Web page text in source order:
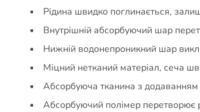
Рідина швидко поглинається,
Внутрішній абсорбуючий шар
Нижній водонепроникний шар
Міцний нетканий матеріал, сеча
Абсорбуюча тканина з додаванням
Абсорбуючий полімер перетворює